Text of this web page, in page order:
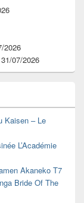
2026
31/07/2026
Kaisen – Le
L’Académie
Akaneko T7
Bride Of The